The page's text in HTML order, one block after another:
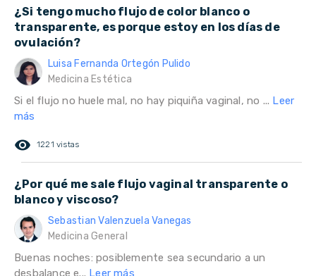
¿Si tengo mucho flujo de color blanco o
transparente, es porque estoy en los días de
ovulación?
Luisa Fernanda Ortegón Pulido
Medicina Estética
Si el flujo no huele mal, no hay piquiña vaginal, no ... Leer
más
remove_red_eye 1221 vistas
¿Por qué me sale flujo vaginal transparente o
blanco y viscoso?
Sebastian Valenzuela Vanegas
Medicina General
Buenas noches: posiblemente sea secundario a un
desbalance e... Leer más